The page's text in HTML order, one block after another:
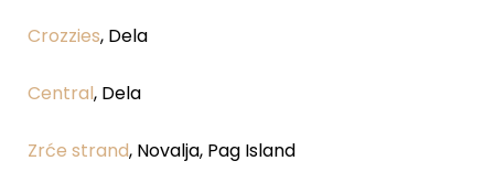
Crozzies, Dela
Central, Dela
Zrće strand, Novalja, Pag Island